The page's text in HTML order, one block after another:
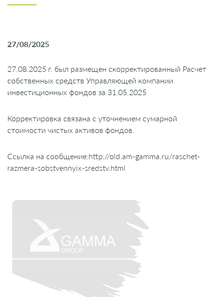
27/08/2025
27.08.2025 г. был размещен скорректированный Расчет
собственных средств Управляющей компании
инвестиционных фондов за 31.05.2025
Корректировка связана с уточнением сумарной
стоимости чистых активов фондов.
Ссылка на сообщение:http://old.am-gamma.ru/raschet-
razmera-sobstvennyix-sredstv.html